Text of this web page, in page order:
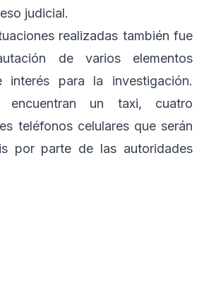
judicial.
realizadas también fue
de varios elementos
interés para la investigación.
un taxi, cuatro
teléfonos celulares que serán
por parte de las autoridades